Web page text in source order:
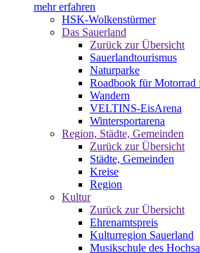
mehr erfahren
HSK-Wolkenstürmer
Das Sauerland
Zurück zur Übersicht
Sauerlandtourismus
Naturparke
Roadbook für Motorrad
Wandern
VELTINS-EisArena
Wintersportarena
Region, Städte, Gemeinden
Zurück zur Übersicht
Städte, Gemeinden
Kreise
Region
Kultur
Zurück zur Übersicht
Ehrenamtspreis
Kulturregion Sauerland
Musikschule des